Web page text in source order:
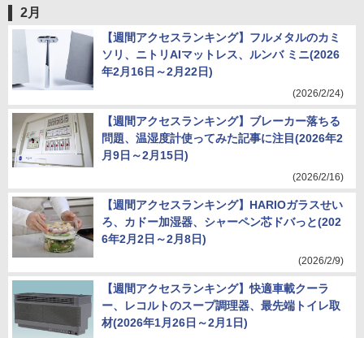
2月
【週間アクセスランキング】フルメタルのカミ
ソリ、ニトリAIマットレス、ルンバ ミニ(2026
年2月16日～2月22日)
(2026/2/24)
【週間アクセスランキング】ブレーカー落ちる
問題、温湿度計使ってみた記事に注目(2026年2
月9日～2月15日)
(2026/2/16)
【週間アクセスランキング】HARIOガラスせい
ろ、カドー加湿器、シャーペン芯ドバっと(202
6年2月2日～2月8日)
(2026/2/9)
【週間アクセスランキング】快適車載クーラ
ー、レコルトのスープ調理器、最先端トイレ取
材(2026年1月26日～2月1日)